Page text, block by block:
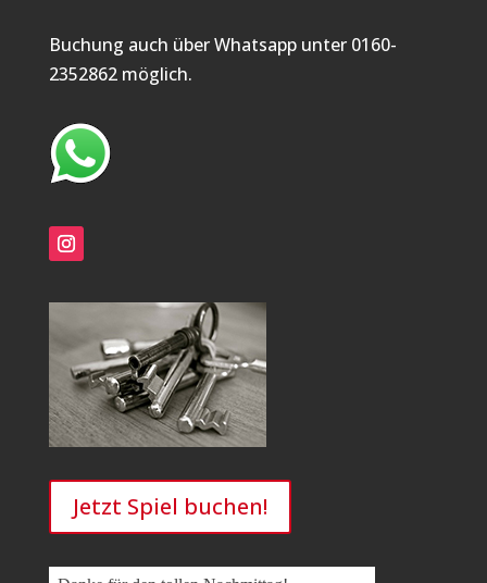
Buchung auch über Whatsapp unter 0160-
2352862 möglich.
Jetzt Spiel buchen!